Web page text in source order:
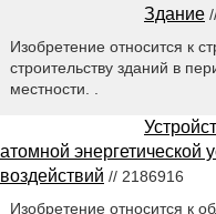
Здание
Изобретение относится к
строительству зданий в
местности. .
атомной энергетической
воздействий // 2186916
Изобретение относится к